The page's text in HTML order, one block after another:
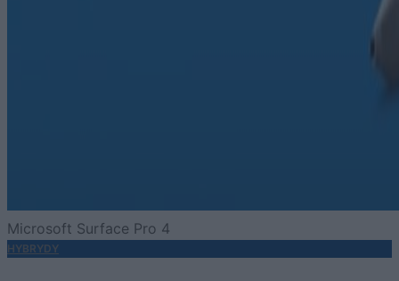
Microsoft Surface Pro 4
HYBRYDY